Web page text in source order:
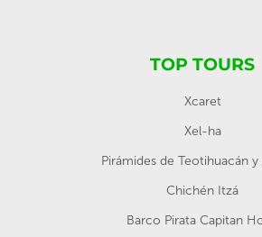
TOP TOURS
Xcaret
Xel-ha
Pirámides de Teotihuacán y
Chichén Itzá
Barco Pirata Capitan